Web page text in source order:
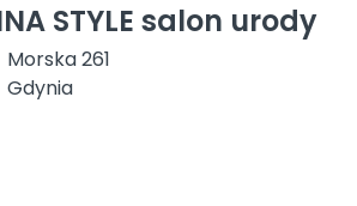
STYLE salon urody
Morska 261
Gdynia